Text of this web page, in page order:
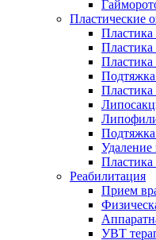
Пластические
Пластика
Пластика
Пластика
Подтяжка
Пластика
Реабилитация
Прием
УВТ